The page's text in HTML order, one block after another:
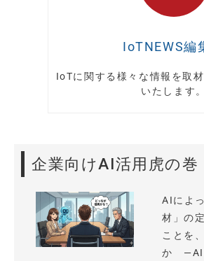
IoTNEWS編
IoTに関する様々な情報を取
いたします。
企業向けAI活用虎の巻
AIによ
材」の
ことを
か —AI